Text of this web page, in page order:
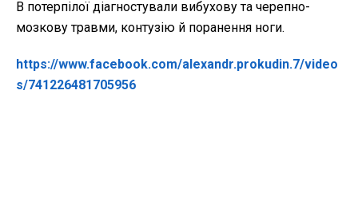
В потерпілої діагностували вибухову та черепно-
мозкову травми, контузію й поранення ноги.
https://www.facebook.com/alexandr.prokudin.7/video
s/741226481705956